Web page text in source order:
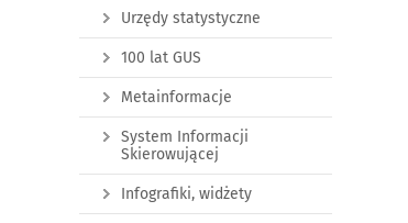
Urzędy statystyczne
100 lat GUS
Metainformacje
System Informacji
Skierowującej
Infografiki, widżety